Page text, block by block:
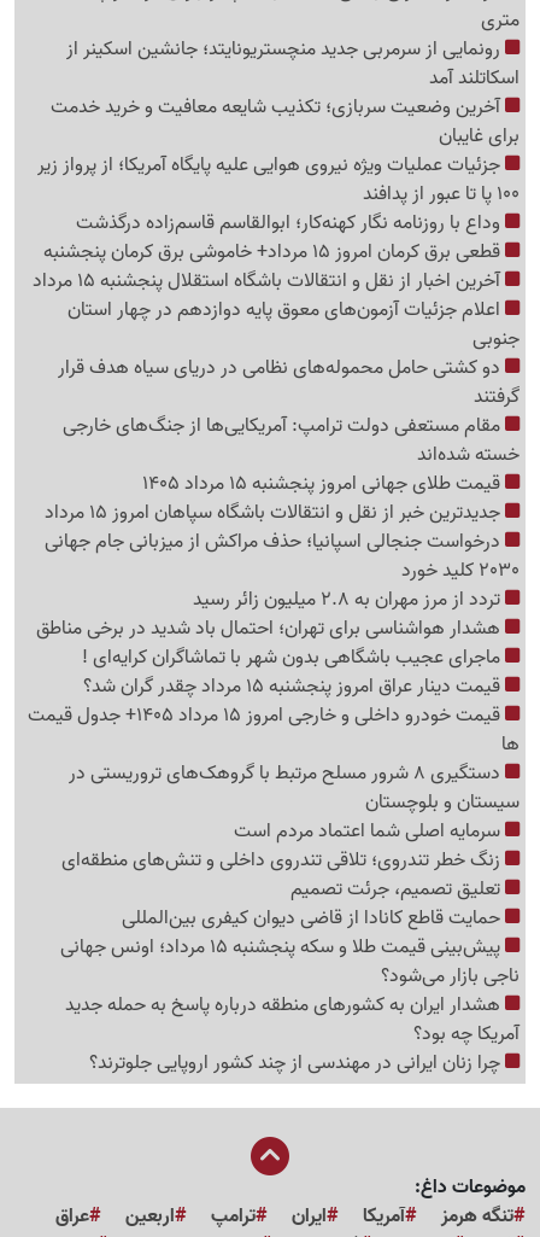
متری
رونمایی از سرمربی جدید منچستریونایتد؛ جانشین اسکینر از
اسکاتلند آمد
آخرین وضعیت سربازی؛ تکذیب شایعه معافیت و خرید خدمت
برای غایبان
جزئیات عملیات ویژه نیروی هوایی علیه پایگاه آمریکا؛ از پرواز زیر
100 پا تا عبور از پدافند
وداع با روزنامه نگار کهنه‌کار؛ ابوالقاسم قاسم‌زاده درگذشت
قطعی برق کرمان امروز 15 مرداد+ خاموشی برق کرمان پنجشنبه
آخرین اخبار از نقل و انتقالات باشگاه استقلال پنجشنبه 15 مرداد
اعلام جزئیات آزمون‌های معوق پایه دوازدهم در چهار استان
جنوبی
دو کشتی حامل محموله‌های نظامی در دریای سیاه هدف قرار
گرفتند
مقام مستعفی دولت ترامپ: آمریکایی‌ها از جنگ‌های خارجی
خسته شده‌اند
قیمت طلای جهانی امروز پنجشنبه 15 مرداد 1405
جدیدترین خبر از نقل و انتقالات باشگاه سپاهان امروز 15 مرداد
درخواست جنجالی اسپانیا؛ حذف مراکش از میزبانی جام جهانی
2030 کلید خورد
تردد از مرز مهران به 2.8 میلیون زائر رسید
هشدار هواشناسی برای تهران؛ احتمال باد شدید در برخی مناطق
ماجرای عجیب باشگاهی بدون شهر با تماشاگران کرایه‌ای !
قیمت دینار عراق امروز پنجشنبه 15 مرداد چقدر گران شد؟
قیمت خودرو داخلی و خارجی امروز 15 مرداد 1405+ جدول قیمت
ها
دستگیری 8 شرور مسلح مرتبط با گروهک‌های تروریستی در
سیستان و بلوچستان
سرمایه اصلی شما اعتماد مردم است
زنگ خطر تندروی؛ تلاقی تندروی داخلی و تنش‌های منطقه‌ای
تعلیق تصمیم، جرئت تصمیم
حمایت قاطع کانادا از قاضی دیوان کیفری بین‌المللی
پیش‌بینی قیمت طلا و سکه پنجشنبه 15 مرداد؛ اونس جهانی
ناجی بازار می‌شود؟
هشدار ایران به کشورهای منطقه درباره پاسخ به حمله جدید
آمریکا چه بود؟
چرا زنان ایرانی در مهندسی از چند کشور اروپایی جلوترند؟
موضوعات داغ:
تنگه هرمز
آمریکا ایران ترامپ اربعین
عراق